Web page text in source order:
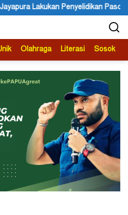
Penyelidikan Pasca Keracunan
Olahraga Literasi Sosok